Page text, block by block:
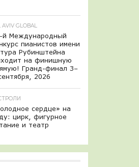
AVIV GLOBAL
й Международный
пианистов имени
Рубинштейна
на финишную
Гранд-финал 3–
2026
сердце» на
цирк, фигурное
и театр